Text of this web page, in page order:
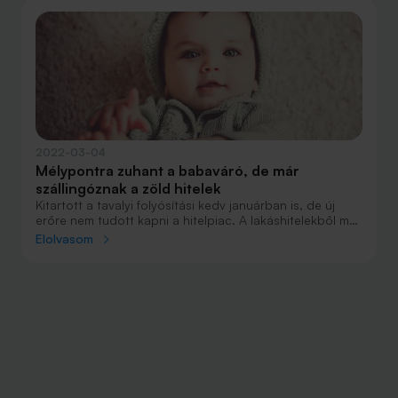
Mélypontra zuhant a babaváró, de már
szállingóznak a zöld hitelek
Kitartott a tavalyi folyósítási kedv januárban is, de új
erőre nem tudott kapni a hitelpiac. A lakáshitelekből már
majdnem egy éve 100 milliárd forint feletti összegeket
Elolvasom